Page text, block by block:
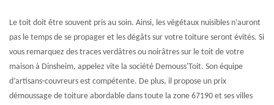
Le toit doit être souvent pris au soin. Ainsi, les végétaux nuisibles n’auront
pas le temps de se propager et les dégâts sur votre toiture seront évités. Si
vous remarquez des traces verdâtres ou noirâtres sur le toit de votre
maison à Dinsheim, appelez vite la société Demouss'Toit. Son équipe
d’artisans-couvreurs est compétente. De plus, il propose un prix
démoussage de toiture abordable dans toute la zone 67190 et ses villes